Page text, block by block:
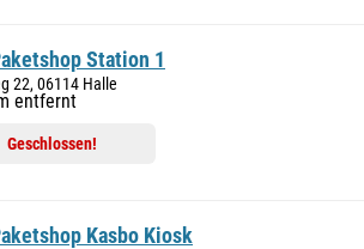
Station 1
22, 06114 Halle
entfernt
Geschlossen!
Kasbo Kiosk